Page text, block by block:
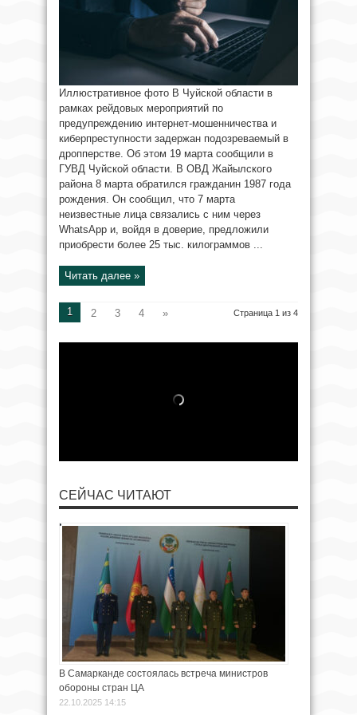
Иллюстративное фото В Чуйской области в
рамках рейдовых мероприятий по
предупреждению интернет-мошенничества и
киберпреступности задержан подозреваемый в
дропперстве. Об этом 19 марта сообщили в
ГУВД Чуйской области. В ОВД Жайылского
района 8 марта обратился гражданин 1987 года
рождения. Он сообщил, что 7 марта
неизвестные лица связались с ним через
WhatsApp и, войдя в доверие, предложили
приобрести более 25 тыс. килограммов ...
Читать далее »
Страница 1 из 4
1 2 3 4 »
СЕЙЧАС ЧИТАЮТ
В Самарканде состоялась встреча министров
обороны стран ЦА
22.10.2025 14:15